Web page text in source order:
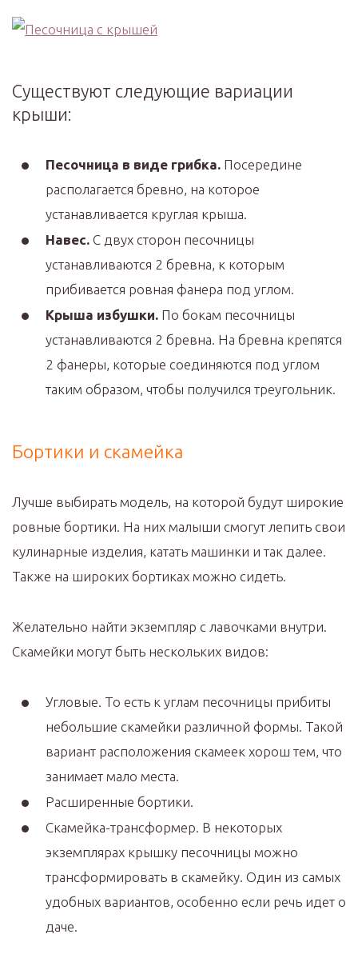
Существуют следующие вариации
крыши:
Песочница в виде грибка. Посередине
располагается бревно, на которое
устанавливается круглая крыша.
Навес. С двух сторон песочницы
устанавливаются 2 бревна, к которым
прибивается ровная фанера под углом.
Крыша избушки. По бокам песочницы
устанавливаются 2 бревна. На бревна крепятся
2 фанеры, которые соединяются под углом
таким образом, чтобы получился треугольник.
Бортики и скамейка
Лучше выбирать модель, на которой будут широкие
ровные бортики. На них малыши смогут лепить свои
кулинарные изделия, катать машинки и так далее.
Также на широких бортиках можно сидеть.
Желательно найти экземпляр с лавочками внутри.
Скамейки могут быть нескольких видов:
Угловые. То есть к углам песочницы прибиты
небольшие скамейки различной формы. Такой
вариант расположения скамеек хорош тем, что
занимает мало места.
Расширенные бортики.
Скамейка-трансформер. В некоторых
экземплярах крышку песочницы можно
трансформировать в скамейку. Один из самых
удобных вариантов, особенно если речь идет о
даче.